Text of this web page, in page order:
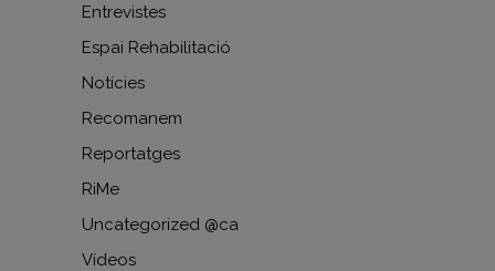
Entrevistes
Espai Rehabilitació
Notícies
Recomanem
Reportatges
RiMe
Uncategorized @ca
Vídeos